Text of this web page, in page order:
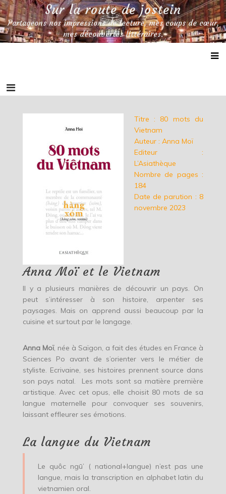
Skip
to
content
Sur la route de jostein
Partageons nos impressions de lecture, mes coups de cœur,
mes découvertes littéraires.
Titre : 80 mots du
Vietnam
Auteur : Anna Moï
Editeur :
L’Asiathèque
Nombre de pages :
184
Date de parution : 8
novembre 2023
Anna Moï et le Vietnam
Il y a plusieurs manières de découvrir un pays. On
peut s’intéresser à son histoire, arpenter ses
paysages. Mais on apprend aussi beaucoup par la
cuisine et surtout par le langage.
Anna Moï, née à Saïgon, a fait des études en France à
Sciences Po avant de s’orienter vers le métier de
styliste. Ecrivaine, ses histoires prennent source dans
son pays natal. Les mots sont sa matière première
artistique. Avec cet opus, elle choisit 80 mots de sa
langue maternelle pour convoquer ses souvenirs,
laissant effleurer ses émotions.
La langue du Vietnam
Le quôc ngū’ ( national+langue) n’est pas une
langue, mais la transcription en alphabet latin du
vietnamien oral.